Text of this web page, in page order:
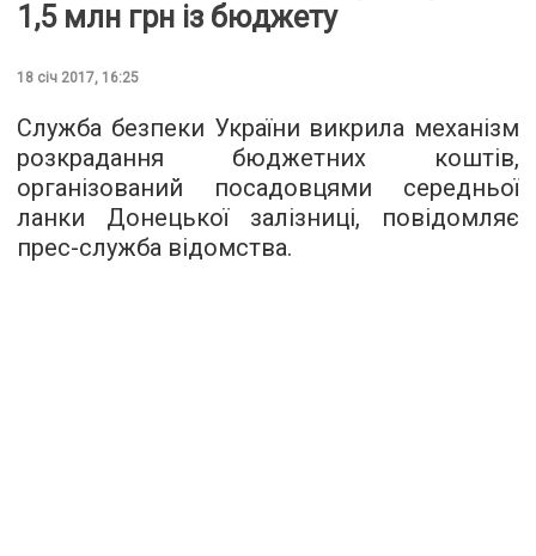
1,5 млн грн із бюджету
18 січ 2017, 16:25
Служба безпеки України викрила механізм
розкрадання бюджетних коштів,
організований посадовцями середньої
ланки Донецької залізниці, повідомляє
прес-служба відомства.